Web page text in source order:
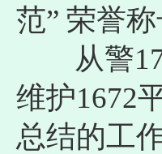
范” 荣誉称
从警17
维护1672
总结的工